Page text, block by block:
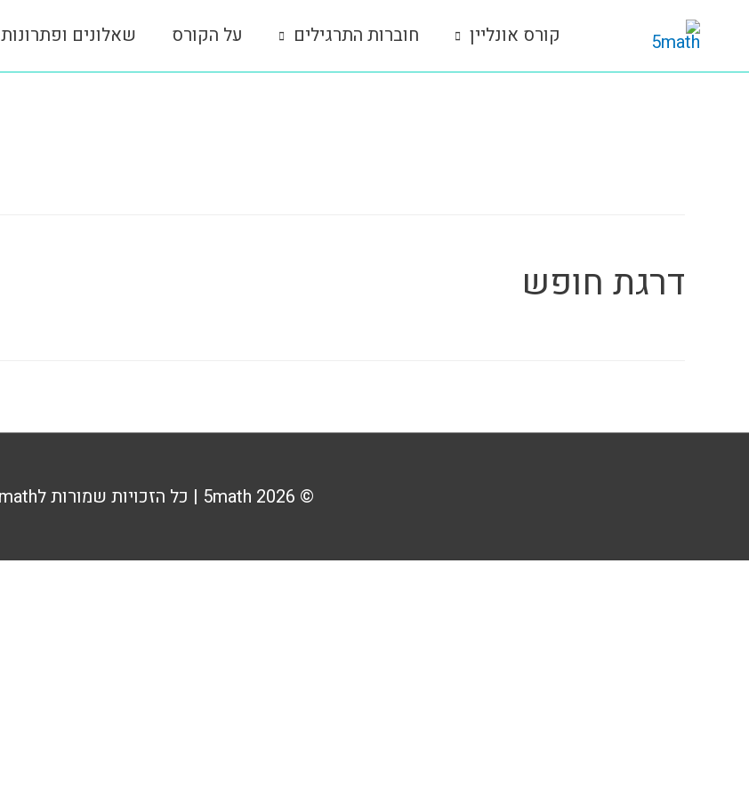
קורס אונליין חוברות התרגילים על הקורס שאלונים ופתרונות
דרגת חופש‎
© 2026
5math | כל הזכויות שמורות ל5math